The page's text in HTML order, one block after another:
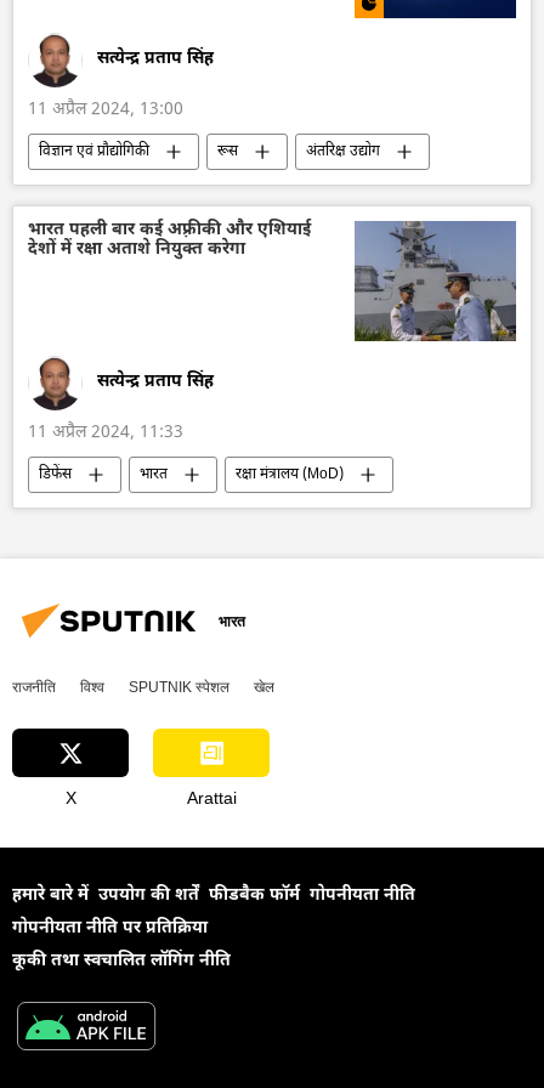
सत्येन्द्र प्रताप सिंह
11 अप्रैल 2024, 13:00
विज्ञान एवं प्रौद्योगिकी रूस
अंतरिक्ष उद्योग
अंतरिक्ष अनुसंधान
अंतरिक्ष
रूसी अंतरिक्ष यात्री
सोवियत संघ
सोवियत कॉस्मोनॉट
उपग्रह प्रक्षेपण
भारत पहली बार कई अफ़्रीकी और एशियाई
देशों में रक्षा अताशे नियुक्त करेगा
सत्येन्द्र प्रताप सिंह
11 अप्रैल 2024, 11:33
डिफेंस भारत
रक्षा मंत्रालय (MoD)
रक्षा उत्पादों का निर्यात
ग्लोबल साउथ
दक्षिण-पूर्व एशिया
मध्य एशिया
भारतीय वायुसेना
सैन्य तकनीक
सैन्य प्रौद्योगिकी
सैन्य तकनीकी सहयोग
सैन्य सहायता
भारत
राजनीति विश्व SPUTNIK स्पेशल खेल
X Arattai
हमारे बारे में उपयोग की शर्तें फीडबैक फॉर्म गोपनीयता नीति
गोपनीयता नीति पर प्रतिक्रिया
कूकी तथा स्वचालित लॉगिंग नीति